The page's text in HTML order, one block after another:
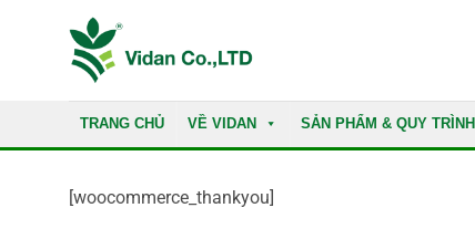
TRANG CHỦ VỀ VIDAN SẢN PHẨM & QUY
[woocommerce_thankyou]